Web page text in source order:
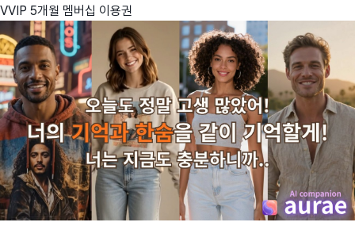
VVIP 5개월 멤버십 이용권